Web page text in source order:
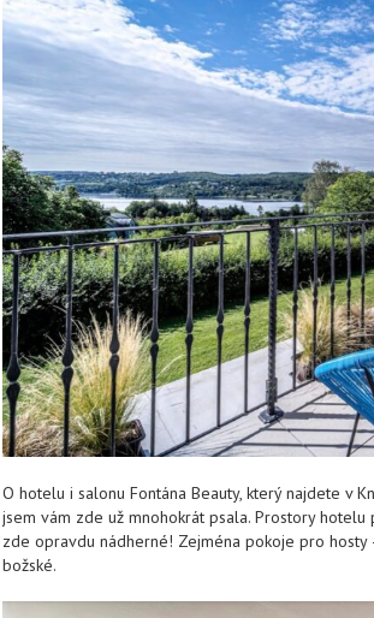
O hotelu i salonu Fontána Beauty, který najdete v
jsem vám zde už mnohokrát psala. Prostory
zde opravdu nádherné! Zejména pokoje pro
božské.